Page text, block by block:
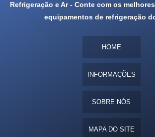
Refrigeração e Ar - Conte com os
equipamentos de refrigeração
HOME
INFORMAÇÕES
SOBRE NÓS
MAPA DO SITE